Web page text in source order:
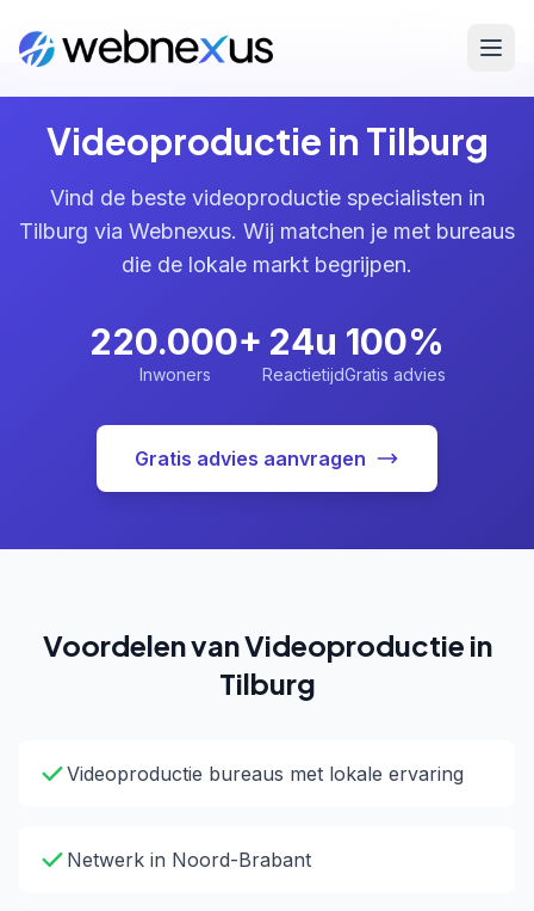
Home Diensten Videoproductie
Videoproductie in Tilburg
Vind de beste videoproductie specialisten in
Tilburg via Webnexus. Wij matchen je met bureaus
die de lokale markt begrijpen.
220.000+
Inwoners
24u
Reactietijd
100%
Gratis advies
Gratis advies aanvragen
Voordelen van Videoproductie in
Tilburg
Videoproductie bureaus met lokale ervaring
Netwerk in Noord-Brabant